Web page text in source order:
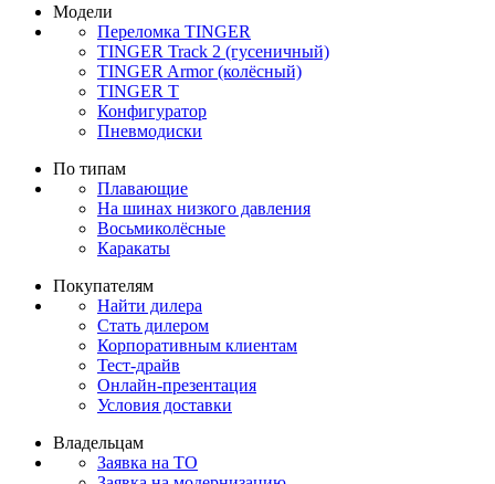
Модели
Переломка TINGER
TINGER Track 2 (гусеничный)
TINGER Armor (колёсный)
TINGER T
Конфигуратор
Пневмодиски
По типам
Плавающие
На шинах низкого давления
Восьмиколёсные
Каракаты
Покупателям
Найти дилера
Стать дилером
Корпоративным клиентам
Тест-драйв
Онлайн-презентация
Условия доставки
Владельцам
Заявка на ТО